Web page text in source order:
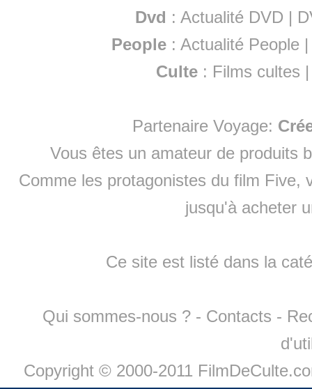
Dvd : Actualité DVD |
People :Actualité People
Culte : Films cultes
Partenaire Voyage:
Vous êtes un amateur de produits
Comme les protagonistes du film Five,
jusqu'à acheter
Ce site est listé dans la
Qui sommes-nous ? - Contacts -
Copyright © 2000-2011